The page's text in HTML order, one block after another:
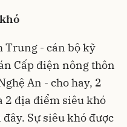
Trung - cán bộ kỹ
Cấp điện nông thôn
An - cho hay, 2
2 địa điểm siêu khó
Sự siêu khó được